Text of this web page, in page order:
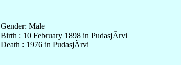
Gender: Male
Birth : 10 February 1898 in PudasjÃrvi
Death : 1976 in PudasjÃrvi